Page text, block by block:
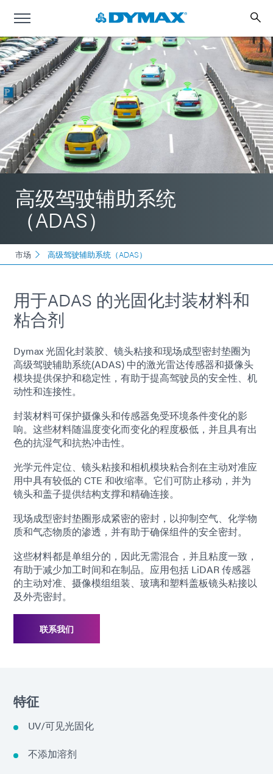
高级驾驶辅助系统
（ADAS）
市场 高级驾驶辅助系统（ADAS）
用于ADAS 的光固化封装材料和
粘合剂
Dymax 光固化封装胶、镜头粘接和现场成型密封垫圈为
高级驾驶辅助系统(ADAS) 中的激光雷达传感器和摄像头
模块提供保护和稳定性，有助于提高驾驶员的安全性、机
动性和连接性。
封装材料可保护摄像头和传感器免受环境条件变化的影
响。这些材料随温度变化而变化的程度极低，并且具有出
色的抗湿气和抗热冲击性。
光学元件定位、镜头粘接和相机模块粘合剂在主动对准应
用中具有较低的 CTE 和收缩率。它们可防止移动，并为
镜头和盖子提供结构支撑和精确连接。
现场成型密封垫圈形成紧密的密封，以抑制空气、化学物
质和气态物质的渗透，并有助于确保组件的安全密封。
这些材料都是单组分的，因此无需混合，并且粘度一致，
有助于减少加工时间和在制品。应用包括 LiDAR 传感器
的主动对准、摄像模组组装、玻璃和塑料盖板镜头粘接以
及外壳密封。
联系我们
特征
UV/可见光固化
不添加溶剂